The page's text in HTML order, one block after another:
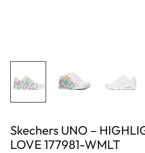
Skechers UNO –
LOVE 177981-WMLT